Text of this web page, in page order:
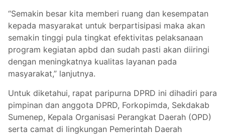
“Semakin besar kita memberi ruang dan kesempatan
kepada masyarakat untuk berpartisipasi maka akan
semakin tinggi pula tingkat efektivitas pelaksanaan
program kegiatan apbd dan sudah pasti akan diiringi
dengan meningkatnya kualitas layanan pada
masyarakat,” lanjutnya.
Untuk diketahui, rapat paripurna DPRD ini dihadiri para
pimpinan dan anggota DPRD, Forkopimda, Sekdakab
Sumenep, Kepala Organisasi Perangkat Daerah (OPD)
serta camat di lingkungan Pemerintah Daerah